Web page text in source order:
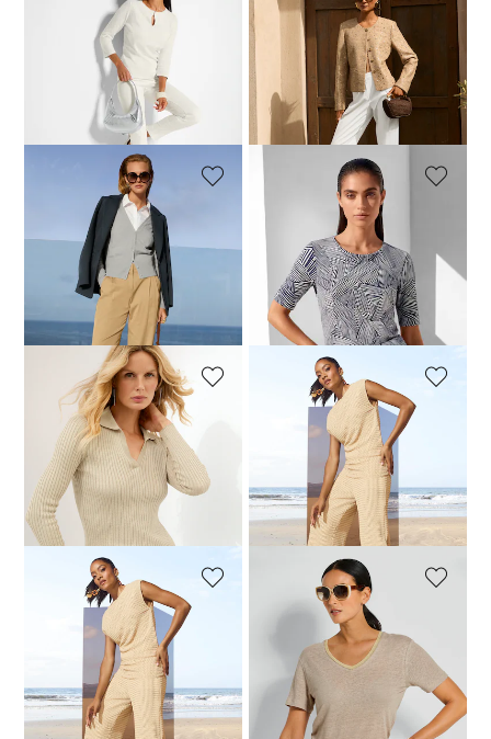
MADELEINE
179,95 €
Laagste prijs van de afgelopen 30
dagen**: 69,95 € (-21%)
MADELEINE
Blazer met pailletten
249,95 €
MADELEINE
Blazer
114,95 €299,95 €
Laagste prijs van de afgelopen 30
dagen**: 179,95 €
(-36%)
Shirt met grafisch lijnenspel
49,95 €89,95 €
Laagste prijs van de afgelopen 30
dagen**: 89,95 € (-44%)
MADELEINE
Trui met glansgaren
44,95 €149,95 €
Laagste prijs van de afgelopen 30
dagen**: 59,95 €
(-25%)
MADELEINE
109,95 €
Laagste prijs van de afgelopen 30
dagen**: 89,95 €
(-50%)
MADELEINE
139,95 €
Laagste prijs van de afgelopen 30
dagen**: 99,95 € (-30%)
109,95 €
Laagste prijs van de afgelopen 30
dagen**: 89,95 €
(-33%)